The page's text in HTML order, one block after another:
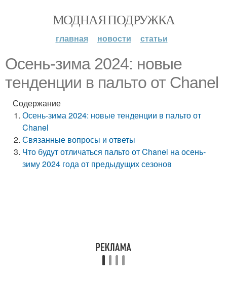
МОДНАЯ ПОДРУЖКА
главная новости статьи
Осень-зима 2024: новые
тенденции в пальто от Chanel
Содержание
Осень-зима 2024: новые тенденции в пальто от
Chanel
Связанные вопросы и ответы
Что будут отличаться пальто от Chanel на осень-
зиму 2024 года от предыдущих сезонов